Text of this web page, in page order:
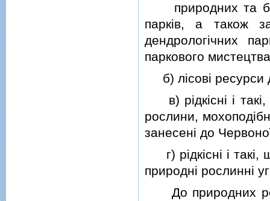
природних та
паркiв, а також
дендрологiчних
паркового
б) лiсовi ресурси
в) рiдкiснi i такi,
рослини,
занесенi до
г) рiдкiснi i такi,
природнi рослиннi
До природних